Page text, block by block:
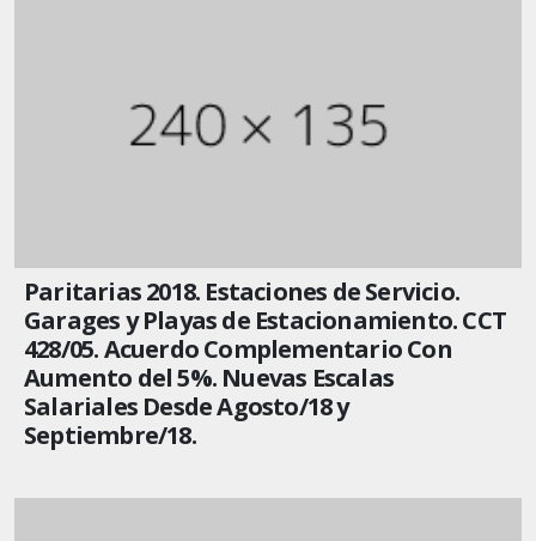
Paritarias 2018. Estaciones de Servicio.
Garages y Playas de Estacionamiento. CCT
428/05. Acuerdo Complementario Con
Aumento del 5%. Nuevas Escalas
Salariales Desde Agosto/18 y
Septiembre/18.